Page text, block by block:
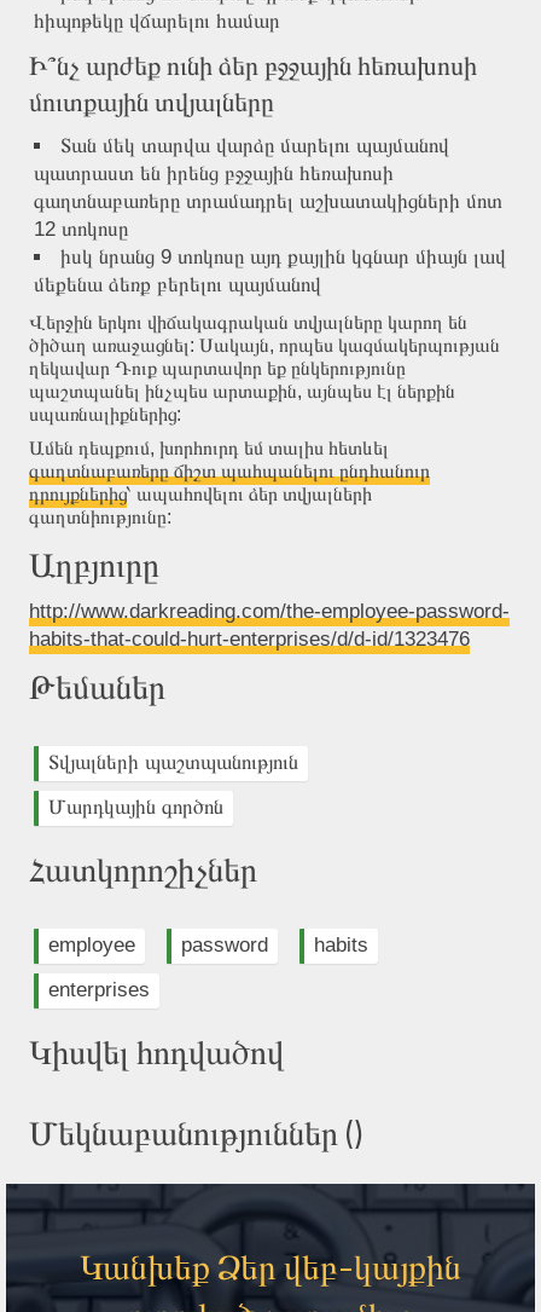
հիպոթեկը վճարելու համար
Ի՞նչ արժեք ունի ձեր բջջային հեռախոսի
մուտքային տվյալները
Տան մեկ տարվա վարձը մարելու պայմանով
պատրաստ են իրենց բջջային հեռախոսի
գաղտնաբառերը տրամադրել աշխատակիցների մոտ
12 տոկոսը
իսկ նրանց 9 տոկոսը այդ քայլին կգնար միայն լավ
մեքենա ձեռք բերելու պայմանով
Վերջին երկու վիճակագրական տվյալները կարող են
ծիծաղ առաջացնել: Սակայն, որպես կազմակերպության
ղեկավար Դուք պարտավոր եք ընկերությունը
պաշտպանել ինչպես արտաքին, այնպես էլ ներքին
սպառնալիքներից:
Ամեն դեպքում, խորհուրդ եմ տալիս հետևել
գաղտնաբառերը ճիշտ պահպանելու ընդհանուր
դրույքներից՝ ապահովելու ձեր տվյալների
գաղտնիությունը:
Աղբյուրը
http://www.darkreading.com/the-employee-password-
habits-that-could-hurt-enterprises/d/d-id/1323476
Թեմաներ
Տվյալների պաշտպանություն
Մարդկային գործոն
Հատկորոշիչներ
employee password
habits
enterprises
Կիսվել հոդվածով
Մեկնաբանություններ ()
Կանխեք Ձեր վեբ-կայքին